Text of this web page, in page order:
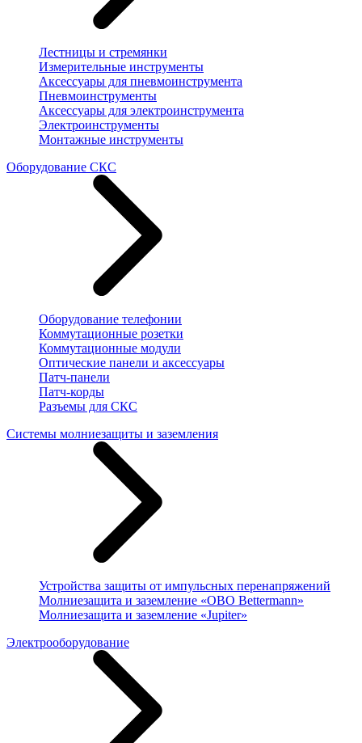
Лестницы и стремянки
Измерительные инструменты
Аксессуары для пневмоинструмента
Пневмоинструменты
Аксессуары для электроинструмента
Электроинструменты
Монтажные инструменты
Оборудование СКС
Оборудование телефонии
Коммутационные розетки
Коммутационные модули
Оптические панели и аксессуары
Патч-панели
Патч-корды
Разъемы для СКС
Системы молниезащиты и заземления
Устройства защиты от импульсных перенапряжений
Молниезащита и заземление «OBO Bettermann»
Молниезащита и заземление «Jupiter»
Электрооборудование